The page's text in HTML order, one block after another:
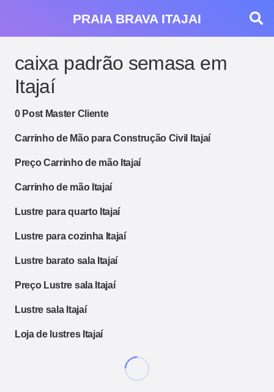
PRAIA BRAVA ITAJAI
caixa padrão semasa em
Itajaí
0 Post Master Cliente
Carrinho de Mão para Construção Civil Itajaí
Preço Carrinho de mão Itajaí
Carrinho de mão Itajaí
Lustre para quarto Itajaí
Lustre para cozinha Itajaí
Lustre barato sala Itajaí
Preço Lustre sala Itajaí
Lustre sala Itajaí
Loja de lustres Itajaí